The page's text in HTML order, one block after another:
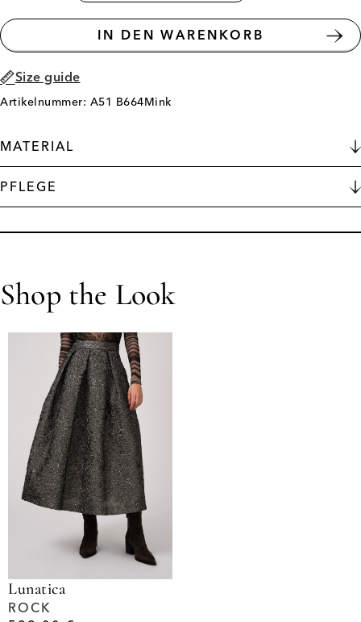
IN DEN WARENKORB
Size guide
Artikelnummer: A51 B664Mink
MATERIAL
PFLEGE
Shop the Look
Lunatica
ROCK